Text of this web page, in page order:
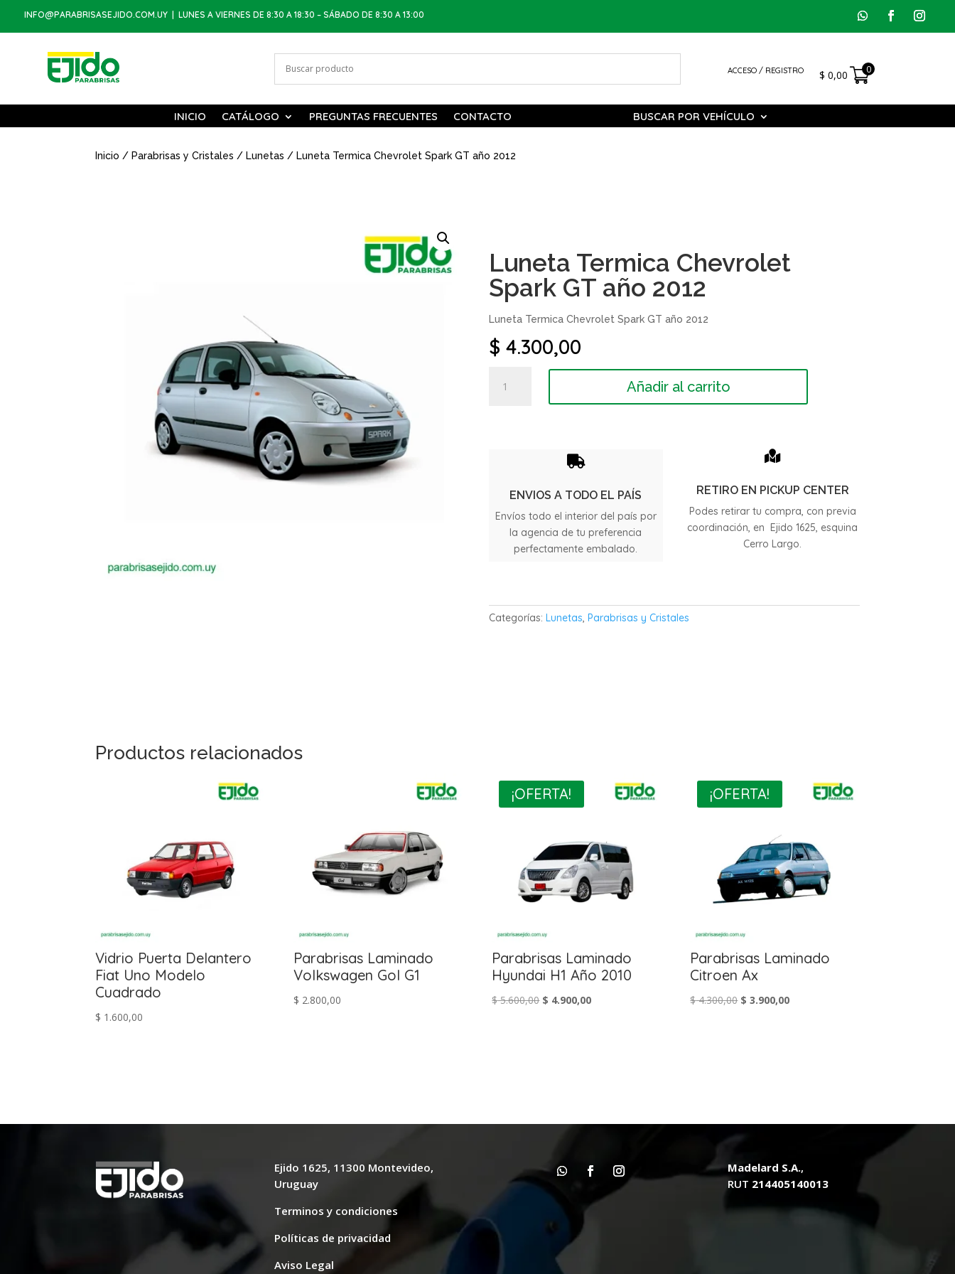
INFO@PARABRISASEJIDO.COM.UY| LUNES A VIERNES DE 8:30 A 18:30 – SÁBADO DE 8:30 A 13:00
ACCESO / REGISTRO $ 0,00 0
INICIO CATÁLOGO PREGUNTAS FRECUENTES CONTACTO BUSCAR POR VEHÍCULO
Inicio / Parabrisas y Cristales / Lunetas / Luneta Termica Chevrolet Spark GT año 2012
Luneta Termica Chevrolet
Spark GT año 2012
Luneta Termica Chevrolet Spark GT año 2012
$ 4.300,00
Termica
cantidad
Añadir al carrito

ENVIOS A TODO EL PAÍS
Envíos todo el interior del país por
la agencia de tu preferencia
perfectamente embalado.

RETIRO EN PICKUP CENTER
Podes retirar tu compra, con previa
coordinación, en Ejido 1625, esquina
Cerro Largo.
Categorías:Lunetas,Parabrisas y Cristales
Productos relacionados
Vidrio Puerta Delantero
Fiat Uno Modelo
Cuadrado
$ 1.600,00
Parabrisas Laminado
Volkswagen Gol G1
$ 2.800,00
¡OFERTA!
Parabrisas Laminado
Hyundai H1 Año 2010
$5.600,00 El
$ 4.900,00El
¡OFERTA!
Parabrisas Laminado
Citroen Ax
$4.300,00 El
$ 3.900,00El
Ejido 1625, 11300 Montevideo,
Uruguay
Terminos y condiciones
Políticas de privacidad
Aviso Legal
Madelard S.A.,
RUT 214405140013